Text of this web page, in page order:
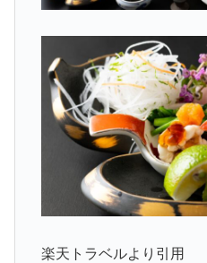
楽天トラベルより引用